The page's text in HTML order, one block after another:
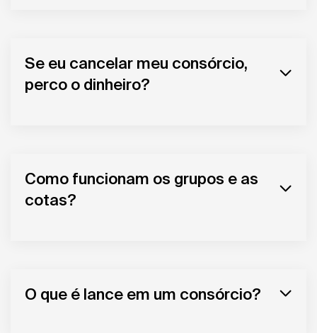
Se eu cancelar meu consórcio,
perco o dinheiro?
Como funcionam os grupos e as
cotas?
O que é lance em um consórcio?